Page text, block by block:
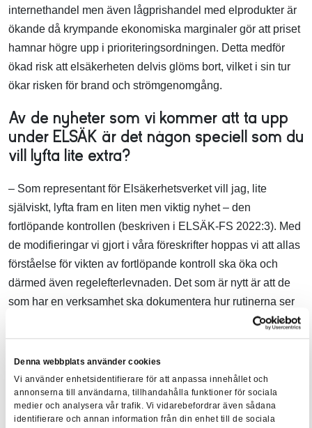
Denna webbplats använder cookies
Vi använder enhetsidentifierare för att anpassa innehållet och
annonserna till användarna, tillhandahålla funktioner för sociala
medier och analysera vår trafik. Vi vidarebefordrar även sådana
identifierare och annan information från din enhet till de sociala
internethandel men även lågprishandel med elprodukter är
ökande då krympande ekonomiska marginaler gör att priset
hamnar högre upp i prioriteringsordningen. Detta medför
ökad risk att elsäkerheten delvis glöms bort, vilket i sin tur
ökar risken för brand och strömgenomgång.
Av de nyheter som vi kommer att ta upp
under ELSÄK är det någon speciell som du
vill lyfta lite extra?
– Som representant för Elsäkerhetsverket vill jag, lite
själviskt, lyfta fram en liten men viktig nyhet – den
fortlöpande kontrollen (beskriven i ELSÄK-FS 2022:3). Med
de modifieringar vi gjort i våra föreskrifter hoppas vi att allas
förståelse för vikten av fortlöpande kontroll ska öka och
därmed även regelefterlevnaden. Det som är nytt är att de
som har en verksamhet ska dokumentera hur rutinerna ser
ut. Men att alla som är innehavare ska genomföra en
fortlöpande kontroll är ingen förändring jämfört med tidigare.
Vill du höra mer om aktuella nyheter från Elsäkerhetsverket
och även ta del av flera andra intressanta
branschföreläsare? UnderElsäkerhetsdagarna 2022får